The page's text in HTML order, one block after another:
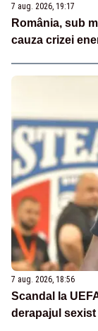
7 aug. 2026, 19:17
România, sub
cauza crizei
7 aug. 2026, 18:56
Scandal la
derapajul